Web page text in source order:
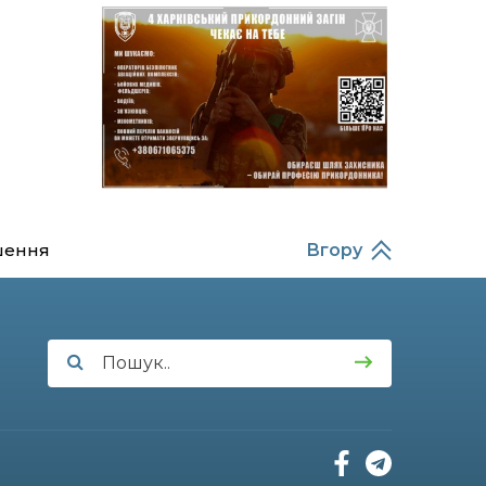
14:37
21 лип
Захищав кордон до
останнього подиху:
пам’яті полеглого
прикордонника
Олександра Кичаня
(ВІДЕО)
11:28
Від штанги до «крил»: як
спорт і характер
перемогу на Донеччині
Вгору